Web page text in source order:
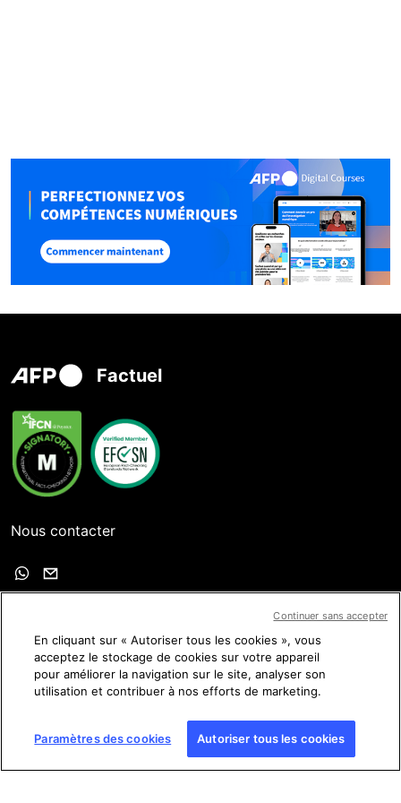
Factuel
Nous contacter
Conditions générales d'utilisation (CGU)
Charte sur la protection des données personnelles
En cliquant sur « Autoriser tous les cookies », vous
acceptez le stockage de cookies sur votre appareil
pour améliorer la navigation sur le site, analyser son
utilisation et contribuer à nos efforts de marketing.
Paramètres des cookies Autoriser tous les cookies
Continuer sans accepter